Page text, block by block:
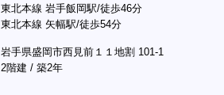
東北本線 岩手飯岡駅/徒歩46分
東北本線 矢幅駅/徒歩54分
岩手県盛岡市西見前１１地割 101-1
2階建 / 築2年